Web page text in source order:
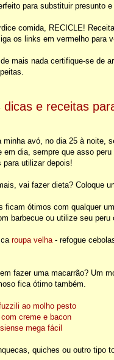
para substituir presunto
comida, RECICLE!
os links em vermelho para
mais nada certifique-se de
dicas e receitas
minha avó, no dia 25 à noite,
em dia, sempre que asso peru
para utilizar depois!
vai fazer dieta? Coloque
ficam ótimos com qualquer
barbecue ou utilize seu peru
roupa velha - refogue
fazer uma macarrão? Um
fica ótimo também.
ao molho pesto
creme e bacon
mega fácil
quiches ou outro tipo